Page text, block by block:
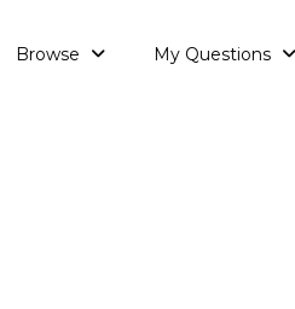
Browse My Questions